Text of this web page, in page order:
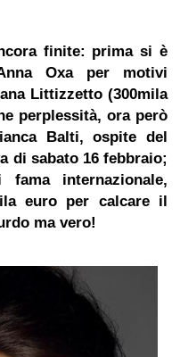
finite: prima si è
Oxaper motivi
Littizzetto (300mila
perplessità, ora però
Balti, ospite del
di sabato 16 febbraio;
internazionale,
euro per calcare il
ma vero!